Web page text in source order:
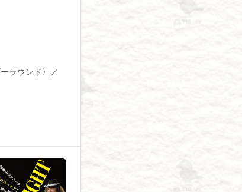
ラウンド〉／